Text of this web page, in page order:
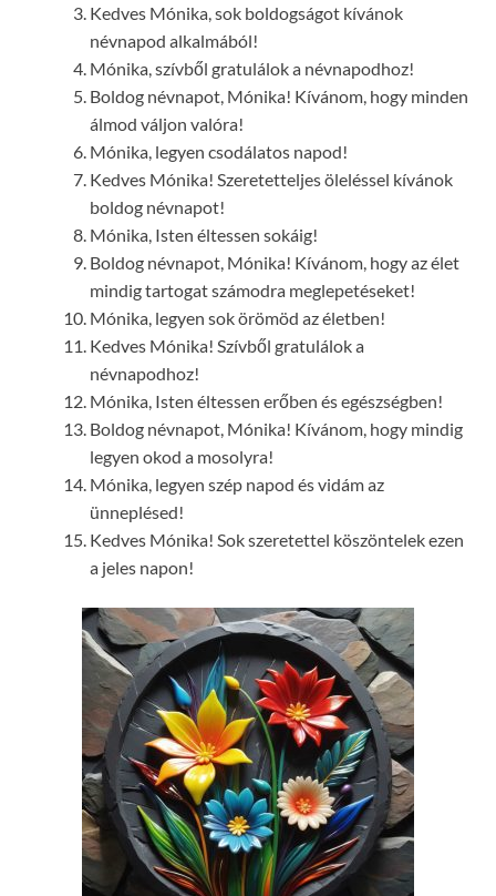
Kedves Mónika, sok boldogságot kívánok
névnapod alkalmából!
Mónika, szívből gratulálok a névnapodhoz!
Boldog névnapot, Mónika! Kívánom, hogy minden
álmod váljon valóra!
Mónika, legyen csodálatos napod!
Kedves Mónika! Szeretetteljes öleléssel kívánok
boldog névnapot!
Mónika, Isten éltessen sokáig!
Boldog névnapot, Mónika! Kívánom, hogy az élet
mindig tartogat számodra meglepetéseket!
Mónika, legyen sok örömöd az életben!
Kedves Mónika! Szívből gratulálok a
névnapodhoz!
Mónika, Isten éltessen erőben és egészségben!
Boldog névnapot, Mónika! Kívánom, hogy mindig
legyen okod a mosolyra!
Mónika, legyen szép napod és vidám az
ünneplésed!
Kedves Mónika! Sok szeretettel köszöntelek ezen
a jeles napon!